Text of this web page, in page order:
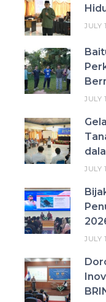
JULY
JULY
JULY
JULY